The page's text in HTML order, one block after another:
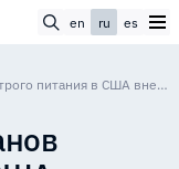
en ru es
Крупная сеть ресторанов быстрого питания в США внедряет оплату в Bitcoin